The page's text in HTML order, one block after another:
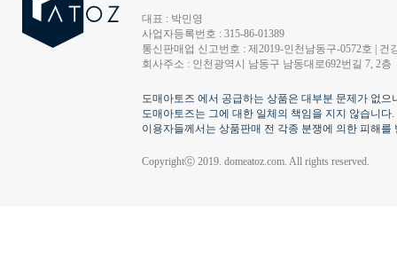
대표 : 박민영
사업자등록번호 : 315-86-01389
통신판매업 신고번호 : 제2019-인천남동구-0572호 | 건
회사주소 : 인천광역시 남동구 남동대로692번길 7, 2층
도매아토즈 에서 공급하는 상품은 대부분 문제가 없
도매아토즈는 그에 대한 일체의 책임을 지지 않습니다.
이용자들께서는 상품판매 전 각종 분쟁에 의한 피해
Copyrightⓒ 2019. domeatoz.com. All rights reserved.